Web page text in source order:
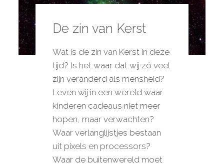
De zin van Kerst
Wat is de zin van Kerst in deze
tijd? Is het waar dat wij zó veel
zijn veranderd als mensheid?
Leven wij in een wereld waar
kinderen cadeaus niet meer
hopen, maar verwachten?
Waar verlanglijstjes bestaan
uit pixels en processors?
Waar de buitenwereld moet